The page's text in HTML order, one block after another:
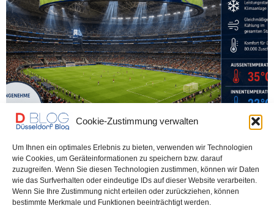
Cookie-Zustimmung verwalten
Um Ihnen ein optimales Erlebnis zu bieten, verwenden wir Technologien
wie Cookies, um Geräteinformationen zu speichern bzw. darauf
zuzugreifen. Wenn Sie diesen Technologien zustimmen, können wir Daten
wie das Surfverhalten oder eindeutige IDs auf dieser Website verarbeiten.
Wenn Sie Ihre Zustimmung nicht erteilen oder zurückziehen, können
bestimmte Merkmale und Funktionen beeinträchtigt werden.
DÜSSELDORF VOR 1 MONAT
Lasst die Kranken und Alten nicht
verrecken!